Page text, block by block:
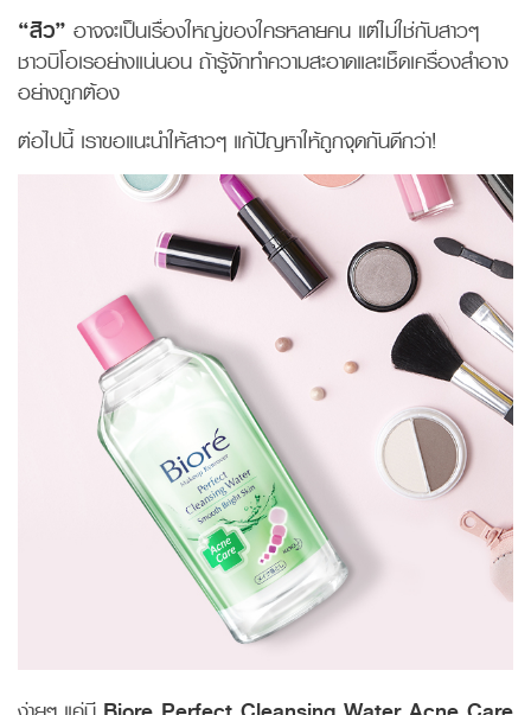
“สิว” อาจจะเป็นเรื่องใหญ่ของใครหลายคน แต่ไม่ใช่กับสาวๆ
ชาวบิโอเรอย่างแน่นอน ถ้ารู้จักทำความสะอาดและเช็ดเครื่องสำอาง
อย่างถูกต้อง
ต่อไปนี้ เราขอแนะนำให้สาวๆ แก้ปัญหาให้ถูกจุดกันดีกว่า!